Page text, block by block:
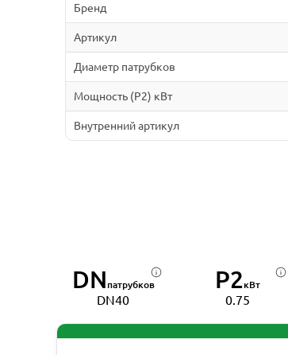
Бренд
Артикул
Диаметр патрубков
Мощность (P2) кВт
Внутренний артикул
DN патрубков
DN40
P2кВт
0.75